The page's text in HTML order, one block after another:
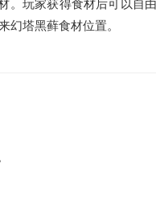
玩家获得食材后可以自
幻塔黑藓食材位置。